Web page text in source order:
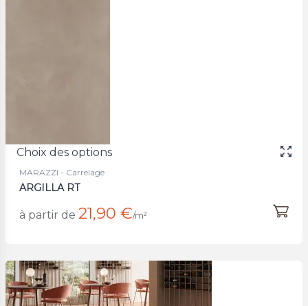
Choix des options
MARAZZI - Carrelage
ARGILLA RT
à partir de 21,90 €/m²